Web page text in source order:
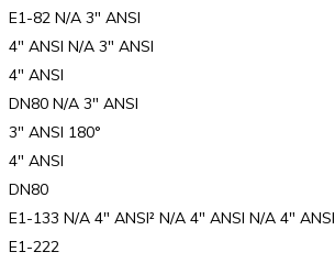
E1-82 N/A 3″ ANSI
4″ ANSI N/A 3″ ANSI
4″ ANSI
DN80 N/A 3″ ANSI
3″ ANSI 180°
4″ ANSI
DN80
E1-133 N/A 4″ ANSI² N/A 4″ ANSI N/A 4″ ANSI
E1-222